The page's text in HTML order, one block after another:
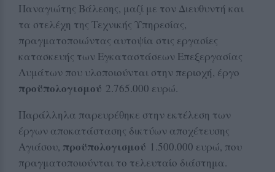
Παναγιώτης Βάλεσης, μαζί με τον Διευθυντή και
τα στελέχη της Τεχνικής Υπηρεσίας,
πραγματοποιώντας αυτοψία στις εργασίες
κατασκευής των Εγκαταστάσεων Επεξεργασίας
Λυμάτων που υλοποιούνται στην περιοχή, έργο
προϋπολογισμού 2.765.000 ευρώ.
Παράλληλα παρευρέθηκε στην εκτέλεση των
έργων αποκατάστασης δικτύων αποχέτευσης
Αγιάσου, προϋπολογισμού 1.500.000 ευρώ, που
πραγματοποιούνται το τελευταίο διάστημα.